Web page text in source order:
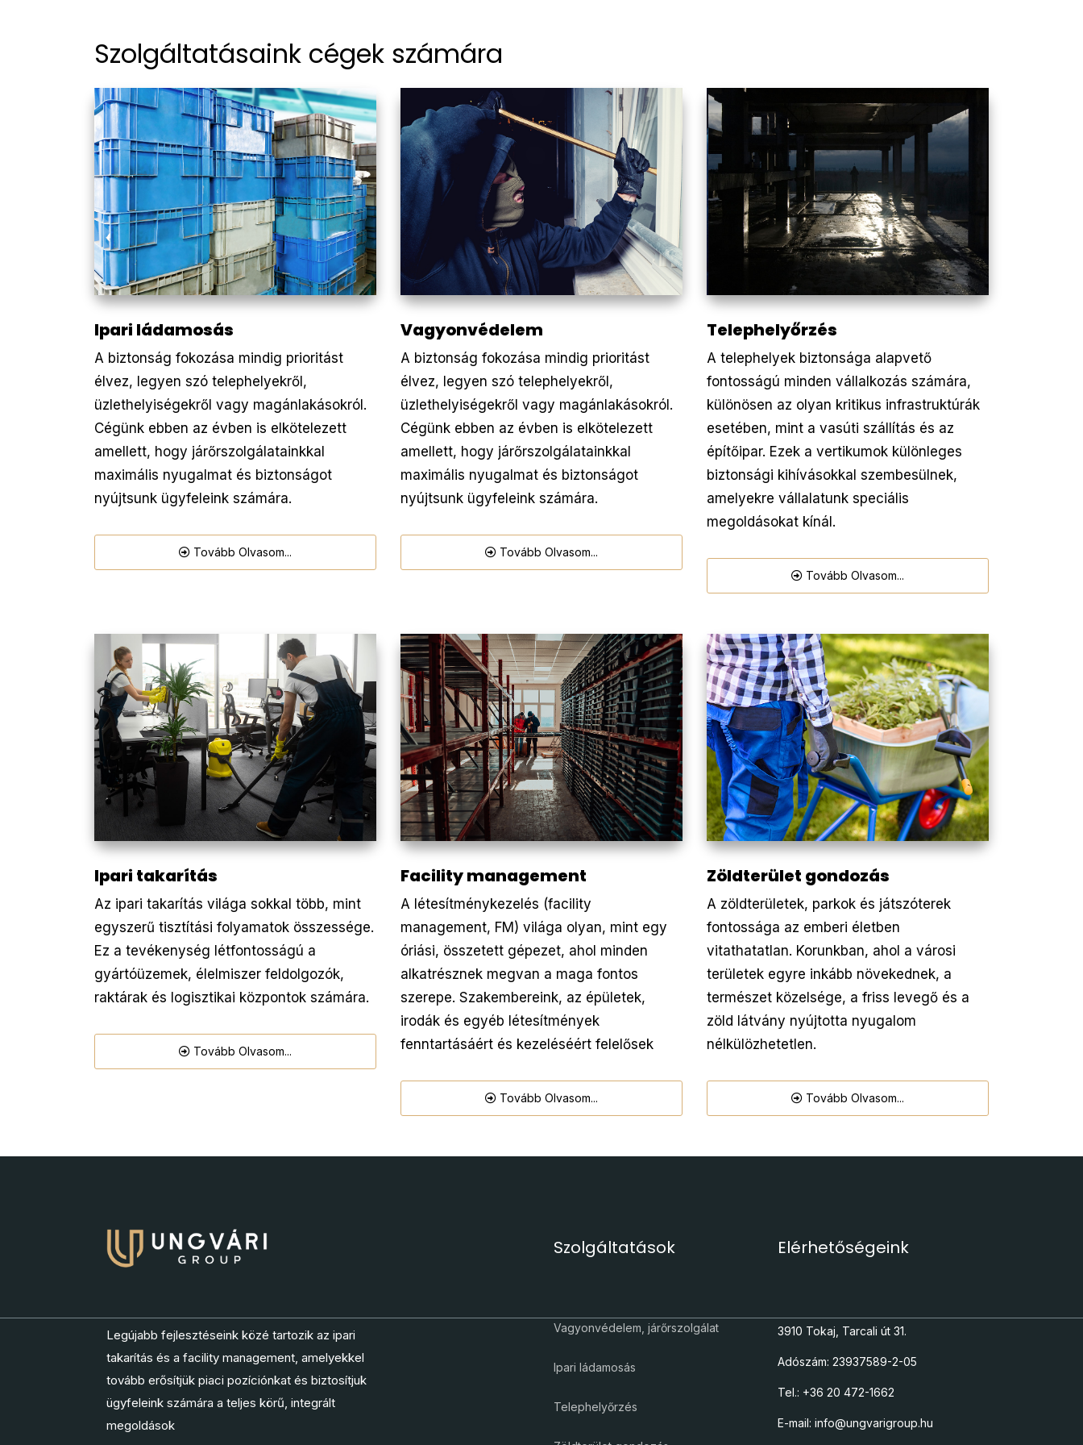
Szolgáltatásaink cégek számára
Ipari ládamosás
A biztonság fokozása mindig prioritást
élvez, legyen szó telephelyekről,
üzlethelyiségekről vagy magánlakásokról.
Cégünk ebben az évben is elkötelezett
amellett, hogy járőrszolgálatainkkal
maximális nyugalmat és biztonságot
nyújtsunk ügyfeleink számára.
Tovább Olvasom...
Vagyonvédelem
A biztonság fokozása mindig prioritást
élvez, legyen szó telephelyekről,
üzlethelyiségekről vagy magánlakásokról.
Cégünk ebben az évben is elkötelezett
amellett, hogy járőrszolgálatainkkal
maximális nyugalmat és biztonságot
nyújtsunk ügyfeleink számára.
Tovább Olvasom...
Telephelyőrzés
A telephelyek biztonsága alapvető
fontosságú minden vállalkozás számára,
különösen az olyan kritikus infrastruktúrák
esetében, mint a vasúti szállítás és az
építőipar. Ezek a vertikumok különleges
biztonsági kihívásokkal szembesülnek,
amelyekre vállalatunk speciális
megoldásokat kínál.
Tovább Olvasom...
Ipari takarítás
Az ipari takarítás világa sokkal több, mint
egyszerű tisztítási folyamatok összessége.
Ez a tevékenység létfontosságú a
gyártóüzemek, élelmiszer feldolgozók,
raktárak és logisztikai központok számára.
Tovább Olvasom...
Facility management
A létesítménykezelés (facility
management, FM) világa olyan, mint egy
óriási, összetett gépezet, ahol minden
alkatrésznek megvan a maga fontos
szerepe. Szakembereink, az épületek,
irodák és egyéb létesítmények
fenntartásáért és kezeléséért felelősek
Tovább Olvasom...
Zöldterület gondozás
A zöldterületek, parkok és játszóterek
fontossága az emberi életben
vitathatatlan. Korunkban, ahol a városi
területek egyre inkább növekednek, a
természet közelsége, a friss levegő és a
zöld látvány nyújtotta nyugalom
nélkülözhetetlen.
Tovább Olvasom...
Legújabb fejlesztéseink közé tartozik az ipari
takarítás és a facility management, amelyekkel
tovább erősítjük piaci pozíciónkat és biztosítjuk
ügyfeleink számára a teljes körű, integrált
megoldások
Szolgáltatások
Vagyonvédelem, járőrszolgálat
Ipari ládamosás
Telephelyőrzés
Elérhetőségeink
3910 Tokaj, Tarcali út 31.
Adószám: 23937589-2-05
Tel.: +36 20 472-1662
E-mail: info@ungvarigroup.hu